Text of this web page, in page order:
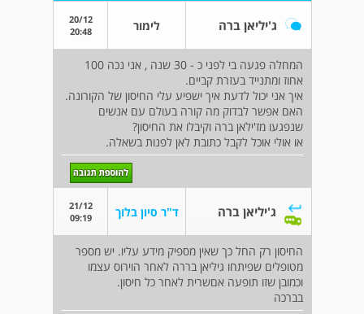
ג'יליאן ברה לימור
20/12
20:48
המחלה פגעה בי לפני כ - 30 שנה , אני נכה 100
אחוז ומתנייד בעזרת קביים.
איך אני יכול לדעת איך ישפיע עלי החיסון של הקורונה.
האם אפשר לבדוק מה קורה בעולם עם אנשים
שנפגעו מז'ילאן ברה וקיבלו את החיסון?
או אולי אוכל לקבל כתובת לאן לפנות בשאלה.
ג'יליאן ברה ד"ר סיון בלוך
21/12
09:19
החיסון רק החל כך שאין מספיק מידע עליו. יש מספר
מטופלים שפיתחו גיליאן בררה לאחר הוירוס עצמו
וכמובן שזו תופעה אםשרית לאחר כל חיסון.
בברכה